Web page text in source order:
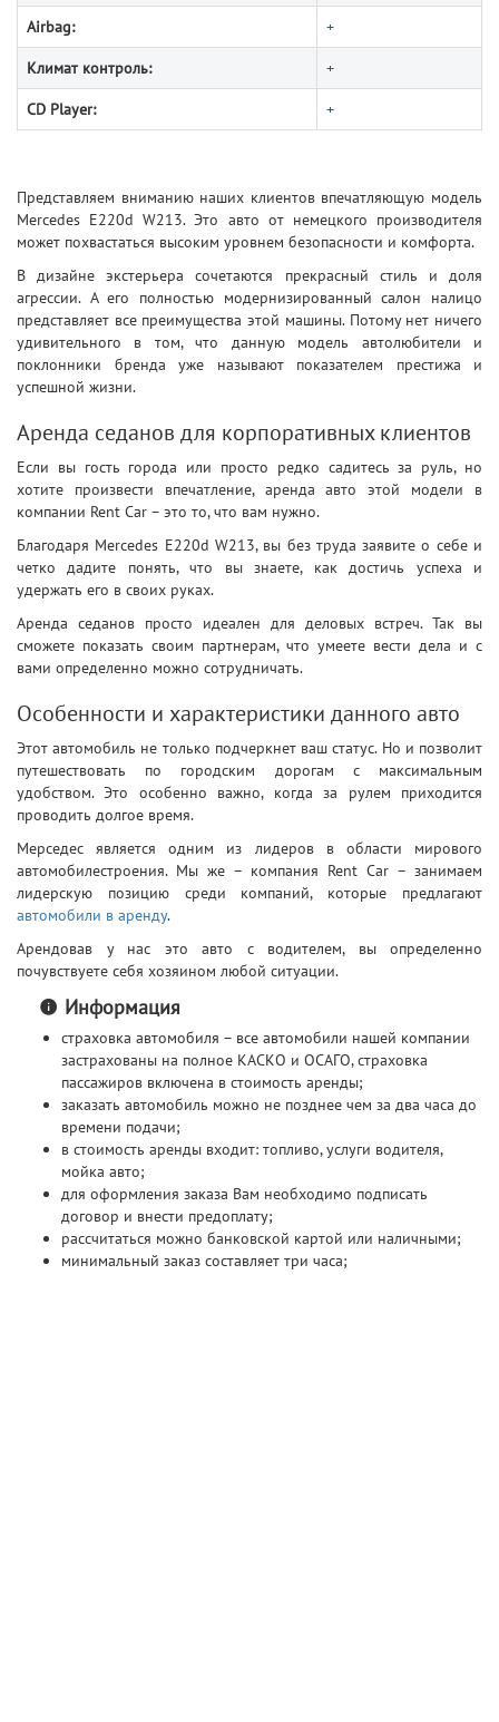
Airbag: +
Климат контроль: +
CD Player: +
Представляем вниманию наших клиентов впечатляющую модель
Mercedes E220d W213. Это авто от немецкого производителя
может похвастаться высоким уровнем безопасности и комфорта.
В дизайне экстерьера сочетаются прекрасный стиль и доля
агрессии. А его полностью модернизированный салон налицо
представляет все преимущества этой машины. Потому нет ничего
удивительного в том, что данную модель автолюбители и
поклонники бренда уже называют показателем престижа и
успешной жизни.
Аренда седанов для корпоративных клиентов
Если вы гость города или просто редко садитесь за руль, но
хотите произвести впечатление, аренда авто этой модели в
компании Rent Car – это то, что вам нужно.
Благодаря Mercedes E220d W213, вы без труда заявите о себе и
четко дадите понять, что вы знаете, как достичь успеха и
удержать его в своих руках.
Аренда седанов просто идеален для деловых встреч. Так вы
сможете показать своим партнерам, что умеете вести дела и с
вами определенно можно сотрудничать.
Особенности и характеристики данного авто
Этот автомобиль не только подчеркнет ваш статус. Но и позволит
путешествовать по городским дорогам с максимальным
удобством. Это особенно важно, когда за рулем приходится
проводить долгое время.
Мерседес является одним из лидеров в области мирового
автомобилестроения. Мы же – компания Rent Car – занимаем
лидерскую позицию среди компаний, которые предлагают
автомобили в аренду.
Арендовав у нас это авто с водителем, вы определенно
почувствуете себя хозяином любой ситуации.
Информация
страховка автомобиля – все автомобили нашей компании
застрахованы на полное КАСКО и ОСАГО, страховка
пассажиров включена в стоимость аренды;
заказать автомобиль можно не позднее чем за два часа до
времени подачи;
в стоимость аренды входит: топливо, услуги водителя,
мойка авто;
для оформления заказа Вам необходимо подписать
договор и внести предоплату;
рассчитаться можно банковской картой или наличными;
минимальный заказ составляет три часа;